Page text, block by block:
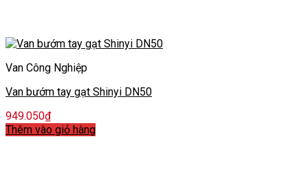
Van Công Nghiệp
Van bướm tay gạt Shinyi DN50
949.050₫
Thêm vào giỏ hàng